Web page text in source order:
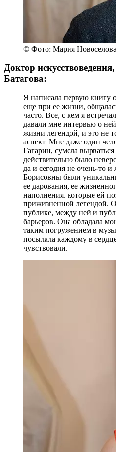
© Фото: Мария
Доктор
Батагова:
Я написала первую книгу
еще при ее жизни,
часто. Все, с кем я
давали мне интервью о
жизни легендой, и это не
аспект. Мне даже один
Гагарин, сумела
действительно было
да и сегодня не очень-то
Борисовны были
ее дарования, ее
наполнения, которые ей
прижизненной легендой.
публике, между ней и
барьеров. Она обладала
таким погружением в
посылала каждому в
чувствовали.